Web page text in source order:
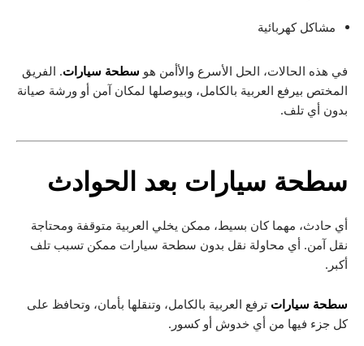
مشاكل كهربائية
في هذه الحالات، الحل الأسرع والأأمن هو سطحة سيارات. الفريق
المختص بيرفع العربية بالكامل، وبيوصلها لمكان آمن أو ورشة صيانة
بدون أي تلف.
سطحة سيارات بعد الحوادث
أي حادث، مهما كان بسيط، ممكن يخلي العربية متوقفة ومحتاجة
نقل آمن. أي محاولة نقل بدون سطحة سيارات ممكن تسبب تلف
أكبر.
سطحة سيارات ترفع العربية بالكامل، وتنقلها بأمان، وتحافظ على
كل جزء فيها من أي خدوش أو كسور.